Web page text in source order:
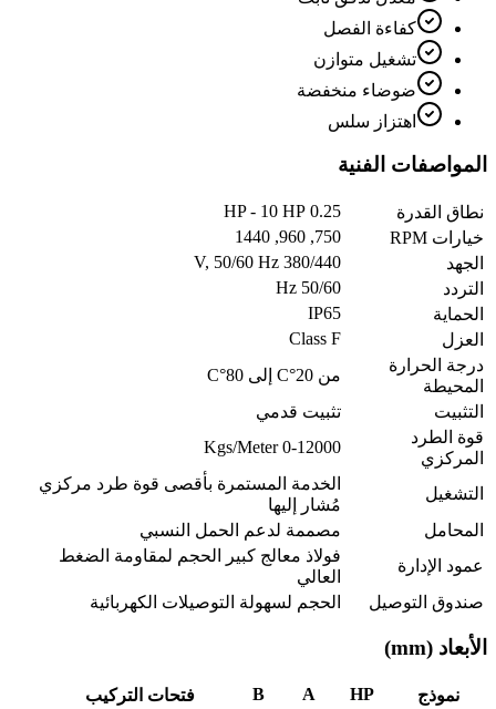
كفاءة الفصل
تشغيل متوازن
ضوضاء منخفضة
اهتزاز سلس
المواصفات الفنية
نطاق القدرة
0.25 HP - 10 HP
خيارات RPM
750, 960, 1440
الجهد
380/440 V, 50/60 Hz
التردد
50/60 Hz
الحماية
IP65
العزل
Class F
درجة الحرارة
المحيطة
من 20°C إلى 80°C
التثبيت
تثبيت قدمي
قوة الطرد
المركزي
0-12000 Kgs/Meter
التشغيل
الخدمة المستمرة بأقصى قوة طرد مركزي
مُشار إليها
المحامل
مصممة لدعم الحمل النسبي
عمود الإدارة
فولاذ معالج كبير الحجم لمقاومة الضغط
العالي
صندوق التوصيل
الحجم لسهولة التوصيلات الكهربائية
الأبعاد (mm)
نموذج HP
A
B
فتحات التركيب